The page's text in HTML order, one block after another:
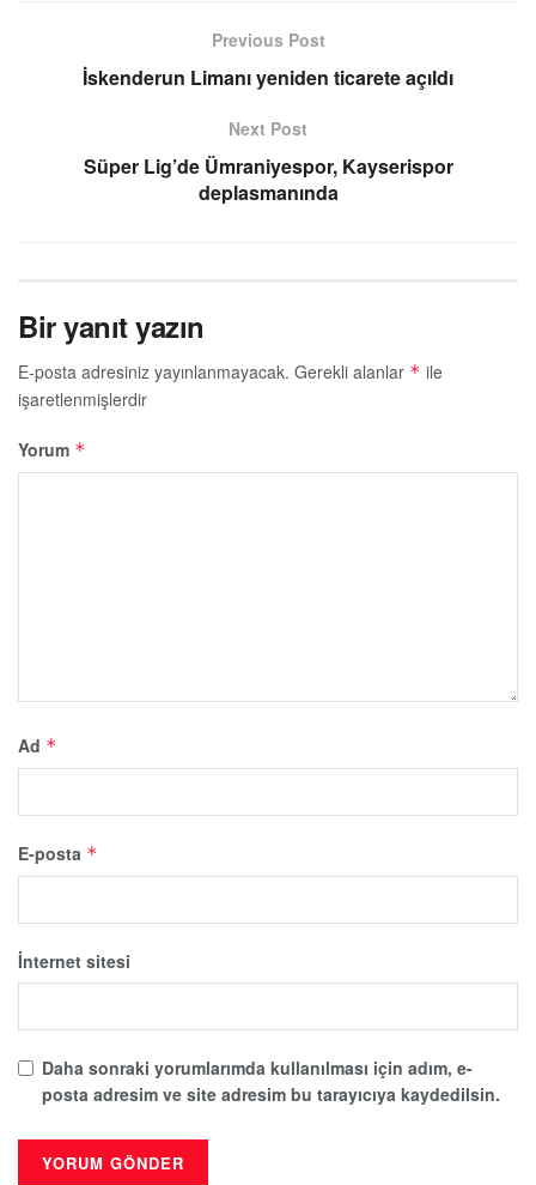
Previous Post
İskenderun Limanı yeniden ticarete açıldı
Next Post
Süper Lig’de Ümraniyespor, Kayserispor
deplasmanında
Bir yanıt yazın
E-posta adresiniz yayınlanmayacak. Gerekli alanlar * ile
işaretlenmişlerdir
Yorum *
Ad *
E-posta *
İnternet sitesi
Daha sonraki yorumlarımda kullanılması için adım, e-
posta adresim ve site adresim bu tarayıcıya kaydedilsin.